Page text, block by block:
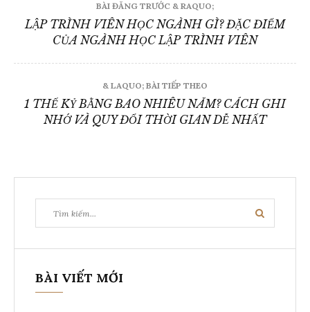
hướng
BÀI ĐĂNG TRƯỚC & RAQUO;
LẬP TRÌNH VIÊN HỌC NGÀNH GÌ? ĐẶC ĐIỂM
CỦA NGÀNH HỌC LẬP TRÌNH VIÊN
& LAQUO; BÀI TIẾP THEO
1 THẾ KỶ BẰNG BAO NHIÊU NĂM? CÁCH GHI
NHỚ VÀ QUY ĐỔI THỜI GIAN DỄ NHẤT
kiếm:
Tìm
kiếm
BÀI VIẾT MỚI